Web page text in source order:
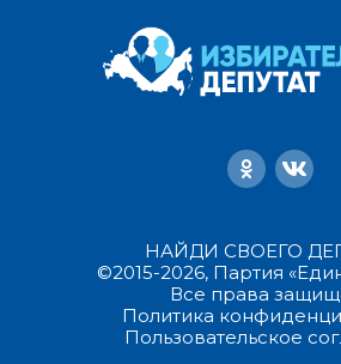
НАЙДИ СВОЕГО
©2015-2026, Партия
Все права
Политика
Пользовательское